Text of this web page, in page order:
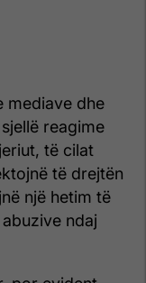
mediave dhe
reagime
të cilat
të drejtën
një hetim të
ndaj